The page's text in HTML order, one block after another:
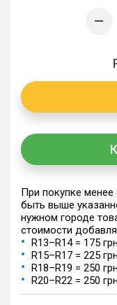
При покупке
быть выше
нужном городе
стоимости
R13–R14 = 175
R15–R17 = 225
R18–R19 = 250
R20–R22 = 250